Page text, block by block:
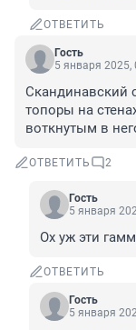
ОТВЕТИТЬ
Гость
5 января 2025,
Скандинавский
топоры на
воткнутым в
ОТВЕТИТЬ 2
Гость
5 января
Ох уж эти
ОТВЕТИТЬ
Гость
5 января